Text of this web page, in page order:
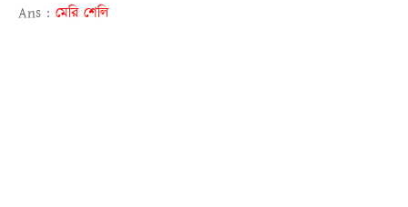
Ans : মেরি শেলি